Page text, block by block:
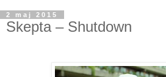
2 maj 2015
Skepta – Shutdown